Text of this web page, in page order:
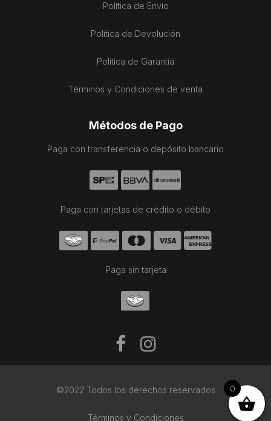
Política de Envío
Política de Devolución
Política de Garantía
Términos y Condiciones de venta
Métodos de Pago
Paga con transferencia o depósito bancario
Paga con tarjetas de crédito o débito
Paga sin tarjeta
©2022 Todos los derechos reservados
Términos y Condiciones
0